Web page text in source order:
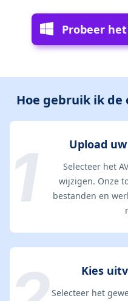
Probeer
Hoe gebruik ik de
Upload
Selecteer het
wijzigen. Onze
bestanden en
Kies
Selecteer het